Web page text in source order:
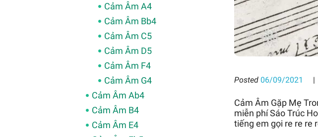
Posted 06/09/2021
Cảm Âm Gặp Mẹ
miễn phí Sáo Trúc
tiếng em gọi re re re
Cảm Âm A4
Cảm Âm Bb4
Cảm Âm C5
Cảm Âm D5
Cảm Âm F4
Cảm Âm G4
Cảm Âm Ab4
Cảm Âm B4
Cảm Âm E4